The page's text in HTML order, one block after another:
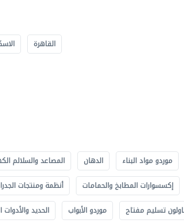
القاهرة
موردو مواد البناء الدهان المصاعد والسلالم
إكسسوارات المطابخ والحمامات أنظمة ومنتجات
تسليم مفتاح موردو الأبواب
الحديد والأدوات